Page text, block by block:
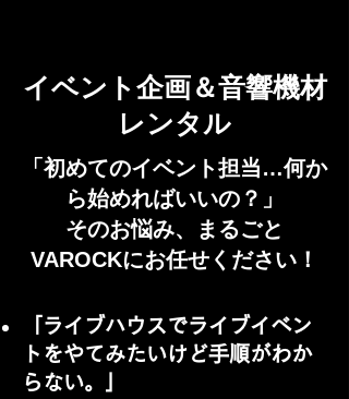
イベント企画＆音響機材
レンタル
「初めてのイベント担当…何か
ら始めればいいの？」
そのお悩み、まるごと
VAROCKにお任せください！
「​ライブハウスでライブイベン
トをやてみたいけど手順がわか
らない。」